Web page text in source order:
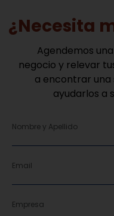
¿Necesita
Agendemos
negocio y relevar
a encontrar una
ayudarlos a